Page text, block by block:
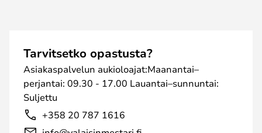
Tarvitsetko opastusta?
Asiakaspalvelun aukioloajat:Maanantai–
perjantai: 09.30 - 17.00 Lauantai–sunnuntai:
Suljettu
+358 20 787 1616